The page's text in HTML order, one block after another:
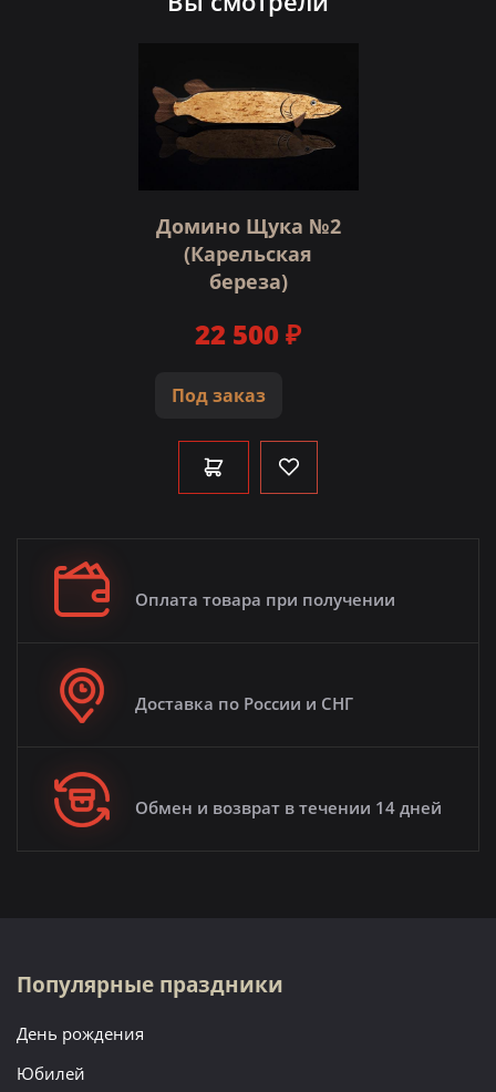
Домино Щука №2
(Карельская
береза)
Под заказ
22 500 ₽
Оплата товара при получении
Доставка по России и СНГ
Обмен и возврат в течении 14 дней
Популярные праздники
День рождения
Юбилей